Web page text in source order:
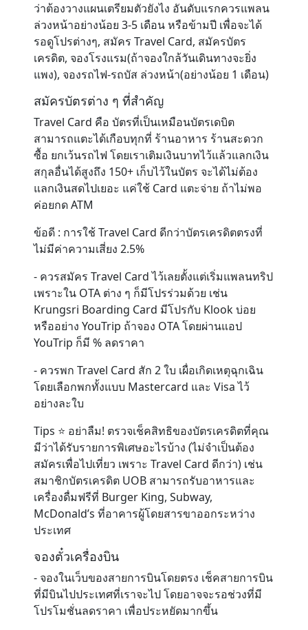
ว่าต้องวางแผนเตรียมตัวยังไง อันดับแรกควรแพลน
ล่วงหน้าอย่างน้อย 3-5 เดือน หรือข้ามปี เพื่อจะได้
รอดูโปรต่างๆ, สมัคร Travel Card, สมัครบัตร
เครดิต, จองโรงแรม(ถ้าจองใกล้วันเดินทางจะยิ่ง
แพง), จองรถไฟ-รถบัส ล่วงหน้า(อย่างน้อย 1 เดือน)
สมัครบัตรต่าง ๆ ที่สำคัญ
Travel Card คือ บัตรที่เป็นเหมือนบัตรเดบิต
สามารถแตะได้เกือบทุกที่ ร้านอาหาร ร้านสะดวก
ซื้อ ยกเว้นรถไฟ โดยเราเติมเงินบาทไว้แล้วแลกเงิน
สกุลอื่นได้สูงถึง 150+ เก็บไว้ในบัตร จะได้ไม่ต้อง
แลกเงินสดไปเยอะ แค่ใช้ Card แตะจ่าย ถ้าไม่พอ
ค่อยกด ATM
ข้อดี : การใช้ Travel Card ดีกว่าบัตรเครดิตตรงที่
ไม่มีค่าความเสี่ยง 2.5%
- ควรสมัคร Travel Card ไว้เลยตั้งแต่เริ่มแพลนทริป
เพราะใน OTA ต่าง ๆ ก็มีโปรร่วมด้วย เช่น
Krungsri Boarding Card มีโปรกับ Klook บ่อย
หรืออย่าง YouTrip ถ้าจอง OTA โดยผ่านแอป
YouTrip ก็มี % ลดราคา
- ควรพก Travel Card สัก 2 ใบ เผื่อเกิดเหตุฉุกเฉิน
โดยเลือกพกทั้งแบบ Mastercard และ Visa ไว้
อย่างละใบ
Tips ⭐️ อย่าลืม! ตรวจเช็คสิทธิของบัตรเครดิตที่คุณ
มีว่าได้รับรายการพิเศษอะไรบ้าง (ไม่จำเป็นต้อง
สมัครเพื่อไปเที่ยว เพราะ Travel Card ดีกว่า) เช่น
สมาชิกบัตรเครดิต UOB สามารถรับอาหารและ
เครื่องดื่มฟรีที่ Burger King, Subway,
McDonald’s ที่อาคารผู้โดยสารขาออกระหว่าง
ประเทศ
จองตั๋วเครื่องบิน
- จองในเว็บของสายการบินโดยตรง เช็คสายการบิน
ที่มีบินไปประเทศที่เราจะไป โดยอาจจะรอช่วงที่มี
โปรโมชั่นลดราคา เพื่อประหยัดมากขึ้น